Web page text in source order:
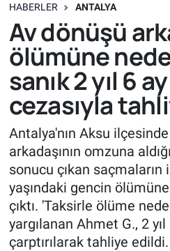
HABERLER ANTALYA
Av dönüşü
ölümüne
sanık 2 yıl 6
cezasıyla
Antalya'nın Aksu
arkadaşının omzuna
sonucu çıkan
yaşındaki gencin
çıktı. 'Taksirle ölüme
yargılanan Ahmet G., 2
çarptırılarak tahliye edildi.
Süper Lig Puan Durumu
Tüm Manşetler
Son Dakika Haberleri
Haber Arşivi